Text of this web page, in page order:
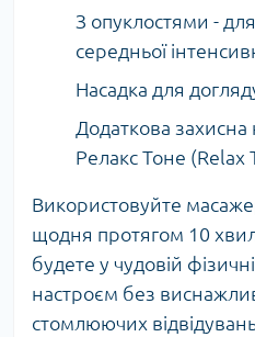
З опуклостями -
середньої
Насадка для
Додаткова
Релакс Тоне (Relax
Використовуйте
щодня протягом 10
будете у чудовій
настроєм без
стомлюючих